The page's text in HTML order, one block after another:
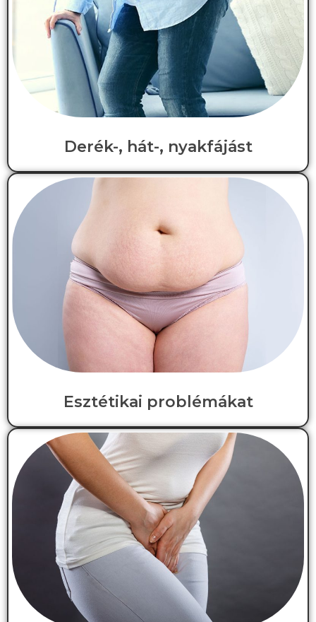
Derék-, hát-, nyakfájást
Esztétikai problémákat